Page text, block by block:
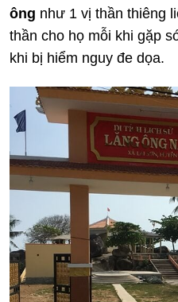
ông như 1 vị thần thiêng
thần cho họ mỗi khi gặp
khi bị hiểm nguy đe dọa.